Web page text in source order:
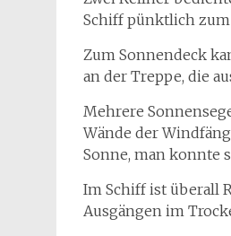
Schiff pünktlich zum
Zum Sonnendeck
an der Treppe, die
Mehrere
Wände der
Sonne, man konnte
Im Schiff ist überall
Ausgängen im